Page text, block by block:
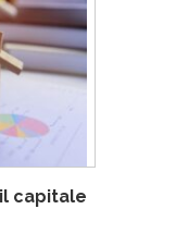
capitale